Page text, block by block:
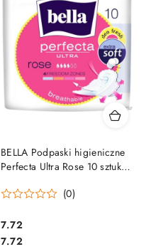
BELLA Podpaski higieniczne
Perfecta Ultra Rose 10 sztuk
(0)
Cena:
7.72
Cena:
7.72